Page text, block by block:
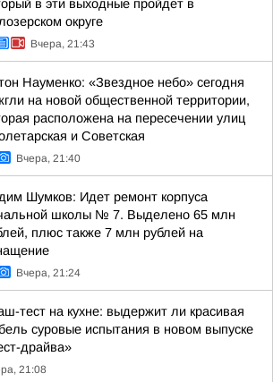
в эти выходные пройдет в
округе
Вчера, 21:43
Науменко: «Звездное небо» сегодня
на новой общественной территории,
расположена на пересечении улиц
и Советская
Вчера, 21:40
Шумков: Идет ремонт корпуса
школы № 7. Выделено 65 млн
плюс также 7 млн рублей на
Вчера, 21:24
тест на кухне: выдержит ли красивая
суровые испытания в новом выпуске
драйва»
21:08